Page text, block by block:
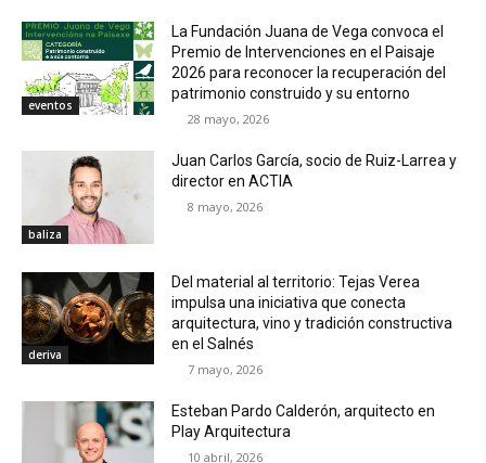
eventos
La Fundación Juana de Vega convoca el
Premio de Intervenciones en el Paisaje
2026 para reconocer la recuperación del
patrimonio construido y su entorno
28 mayo, 2026
baliza
Juan Carlos García, socio de Ruiz-Larrea y
director en ACTIA
8 mayo, 2026
deriva
Del material al territorio: Tejas Verea
impulsa una iniciativa que conecta
arquitectura, vino y tradición constructiva
en el Salnés
7 mayo, 2026
Esteban Pardo Calderón, arquitecto en
Play Arquitectura
10 abril, 2026